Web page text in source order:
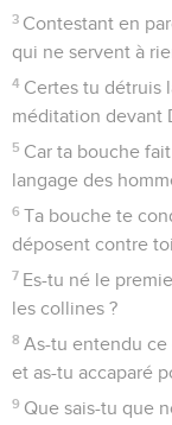
3 Contestant en
qui ne servent à
4 Certes tu détruis
méditation devant
5 Car ta bouche
langage des
6 Ta bouche te
déposent contre toi.
7 Es-tu né le
les collines ?
8 As-tu entendu ce
et as-tu accaparé
9 Que sais-tu que